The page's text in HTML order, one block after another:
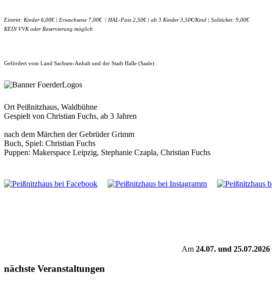
Eintritt: Kinder 6,00€ | Erwachsene 7,00€ | HAL-Pass 2,50€ | ab 3 Kinder 3,50€/Kind | Soliticket: 9,00€
KEIN VVK oder Reservierung möglich
Gefördert vom Land Sachsen-Anhalt und der Stadt Halle (Saale)
Ort Peißnitzhaus, Waldbühne
Gespielt von Christian Fuchs, ab 3 Jahren
nach dem Märchen der Gebrüder Grimm
Buch, Spiel: Christian Fuchs
Puppen: Makerspace Leipzig, Stephanie Czapla, Christian Fuchs
Am 24.07. und 25.07.2026
nächste Veranstaltungen